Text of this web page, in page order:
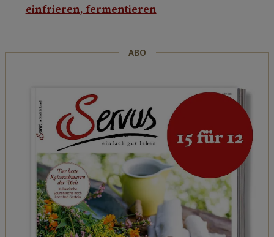
einfrieren, fermentieren
ABO